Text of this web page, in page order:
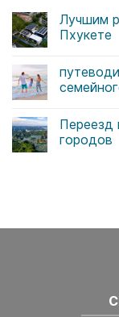
Лучшим
Пхукете
записи
Лучшим
районом
отдыха
на
Пхукете
записи
путеводитель
по
городов
Азию: